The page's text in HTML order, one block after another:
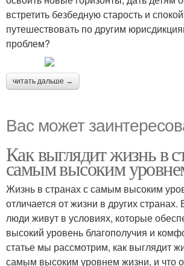
встретить безбедную старость и
путешествовать по другим
проблем?
читать дальше →
Вас может
Как выглядит жизнь в
самым высоким
Жизнь в странах с самым высоким
отличается от жизни в других странах.
люди живут в условиях, которые
высокий уровень благополучия и
статье мы рассмотрим, как выглядит
самым высоким уровнем жизни, и что